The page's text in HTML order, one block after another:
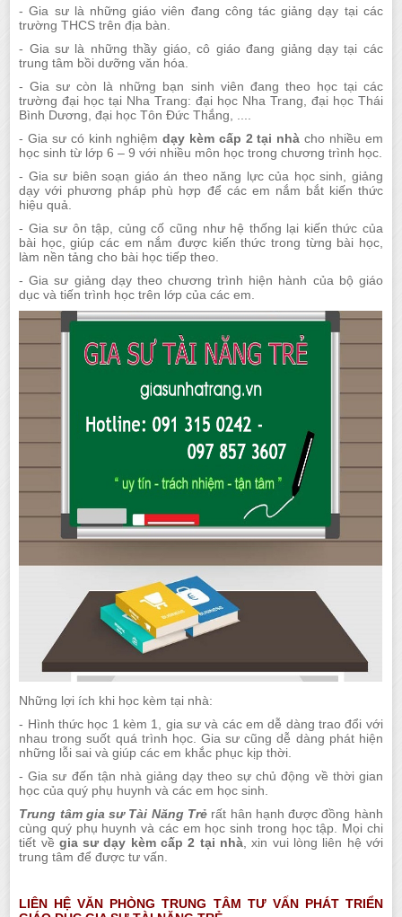
- Gia sư là những giáo viên đang công tác giảng dạy tại các
trường THCS trên địa bàn.
- Gia sư là những thầy giáo, cô giáo đang giảng dạy tại các
trung tâm bồi dưỡng văn hóa.
- Gia sư còn là những bạn sinh viên đang theo học tại các
trường đại học tại Nha Trang: đại học Nha Trang, đại học Thái
Bình Dương, đại học Tôn Đức Thắng, ....
- Gia sư có kinh nghiệmdạy kèm cấp 2 tại nhà cho nhiều em
học sinh từ lớp 6 – 9 với nhiều môn học trong chương trình học.
- Gia sư biên soạn giáo án theo năng lực của học sinh, giảng
dạy với phương pháp phù hợp để các em nắm bắt kiến thức
hiệu quả.
- Gia sư ôn tập, củng cố cũng như hệ thống lại kiến thức của
bài học, giúp các em nắm được kiến thức trong từng bài học,
làm nền tảng cho bài học tiếp theo.
- Gia sư giảng dạy theo chương trình hiện hành của bộ giáo
dục và tiến trình học trên lớp của các em.
Những lợi ích khi học kèm tại nhà:
- Hình thức học 1 kèm 1, gia sư và các em dễ dàng trao đổi với
nhau trong suốt quá trình học. Gia sư cũng dễ dàng phát hiện
những lỗi sai và giúp các em khắc phục kịp thời.
- Gia sư đến tận nhà giảng dạy theo sự chủ động về thời gian
học của quý phụ huynh và các em học sinh.
Trung tâm gia sư Tài Năng Trẻ rất hân hạnh được đồng hành
cùng quý phụ huynh và các em học sinh trong học tập. Mọi chi
tiết về gia sư dạy kèm cấp 2 tại nhà, xin vui lòng liên hệ với
trung tâm để được tư vấn.
LIÊN HỆ VĂN PHÒNG TRUNG TÂM TƯ VẤN PHÁT TRIỂN